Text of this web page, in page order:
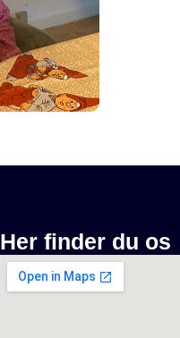
Her finder du os